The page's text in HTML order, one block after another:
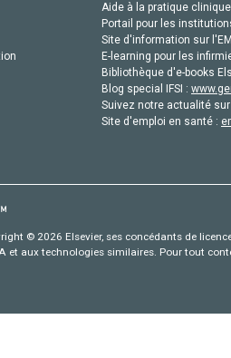
Aide à la pratique
Portail pour les
Site d'information sur
E-learning pour les
Bibliothèque d'e-books
Blog special IFSI :
Suivez notre actualité
Site d'emploi en santé :
© 2026 Elsevier, ses concédants de
et aux technologies similaires. Pour tout